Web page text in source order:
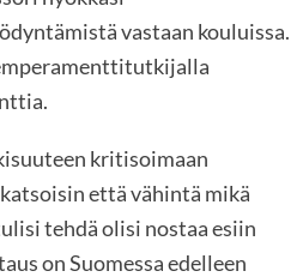
vastaan kouluissa.
kritisoimaan
että vähintä mikä
tehdä olisi nostaa esiin
on Suomessa edelleen